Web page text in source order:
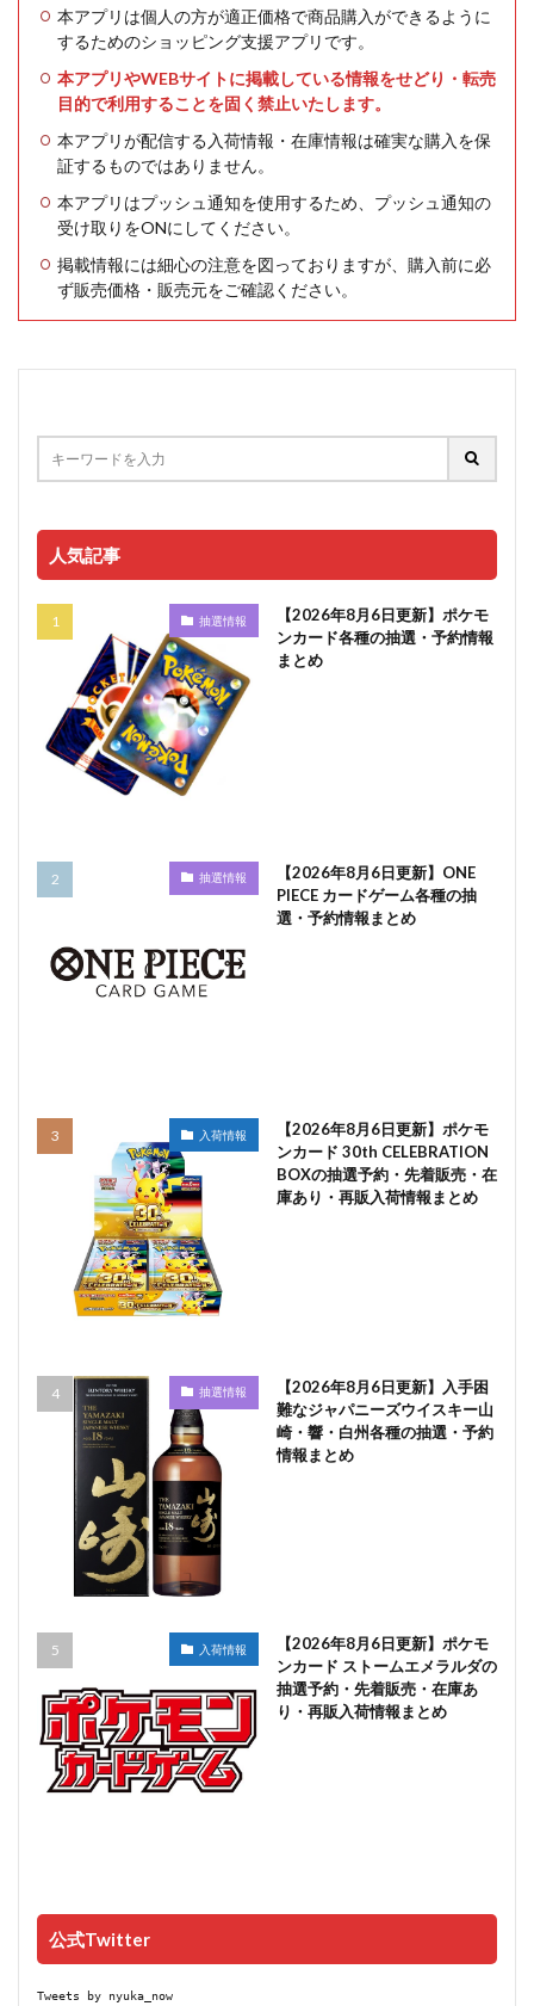
本アプリは個人の方が適正価格で商品購入ができるように
するためのショッピング支援アプリです。
本アプリやWEBサイトに掲載している情報をせどり・転売
目的で利用することを固く禁止いたします。
本アプリが配信する入荷情報・在庫情報は確実な購入を保
証するものではありません。
本アプリはプッシュ通知を使用するため、プッシュ通知の
受け取りをONにしてください。
掲載情報には細心の注意を図っておりますが、購入前に必
ず販売価格・販売元をご確認ください。
人気記事
抽選情報
【2026年8月6日更新】ポケモ
ンカード各種の抽選・予約情報
まとめ
抽選情報
【2026年8月6日更新】ONE
PIECE カードゲーム各種の抽
選・予約情報まとめ
入荷情報
【2026年8月6日更新】ポケモ
ンカード 30th CELEBRATION
BOXの抽選予約・先着販売・在
庫あり・再販入荷情報まとめ
抽選情報
【2026年8月6日更新】入手困
難なジャパニーズウイスキー山
崎・響・白州各種の抽選・予約
情報まとめ
入荷情報
【2026年8月6日更新】ポケモ
ンカード ストームエメラルダの
抽選予約・先着販売・在庫あ
り・再販入荷情報まとめ
公式Twitter
Tweets by nyuka_now